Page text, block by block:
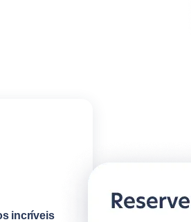
incríveis